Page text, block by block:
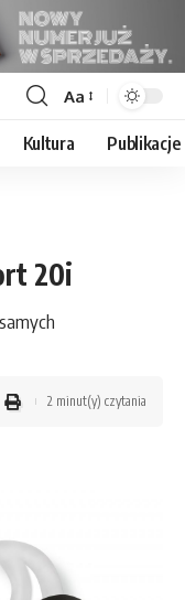
Font
Resizer
Aa
Kultura Publikacje
20i
2 minut(y) czytania